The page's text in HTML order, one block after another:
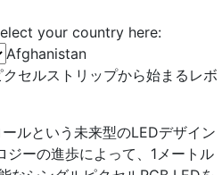
your country here:
Afghanistan
セルストリップから始まるレボ
ルという未来型のLEDデザイン
ジーの進歩によって、1メートル